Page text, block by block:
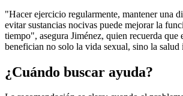
"Hacer ejercicio regularmente, mantener una
evitar sustancias nocivas puede mejorar la
tiempo", asegura Jiménez, quien recuerda que
benefician no solo la vida sexual, sino la salud
¿Cuándo buscar ayuda?